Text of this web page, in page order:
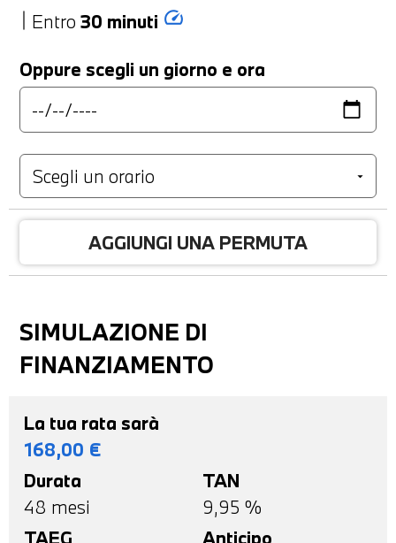
Entro 30 minuti speed
Oppure scegli un giorno e ora
AGGIUNGI UNA PERMUTA
SIMULAZIONE DI
FINANZIAMENTO
La tua rata sarà
168,00 €
Durata
48 mesi
TAN
9,95 %
TAEG
Anticipo